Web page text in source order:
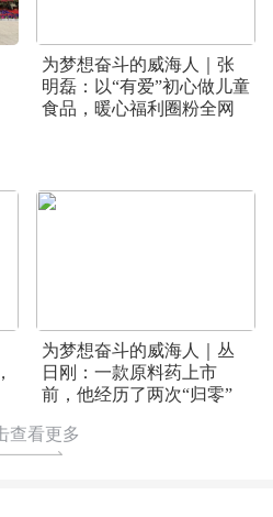
为梦想奋斗的威海人｜张
明磊：以“有爱”初心做儿童
食品，暖心福利圈粉全网
为梦想奋斗的威海人｜丛
日刚：一款原料药上市
前，他经历了两次“归零”
查看更多